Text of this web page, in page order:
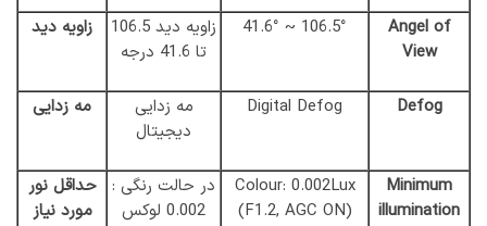
Angel of
View
106.5° ~ 41.6°
زاویه دید 106.5
تا 41.6 درجه
زاویه دید
Defog
Digital Defog
مه زدایی
دیجیتال
مه زدایی
Minimum
illumination
Colour: 0.002Lux
(F1.2, AGC ON)
در حالت رنگی :
0.002 لوکس
حداقل نور
مورد نیاز